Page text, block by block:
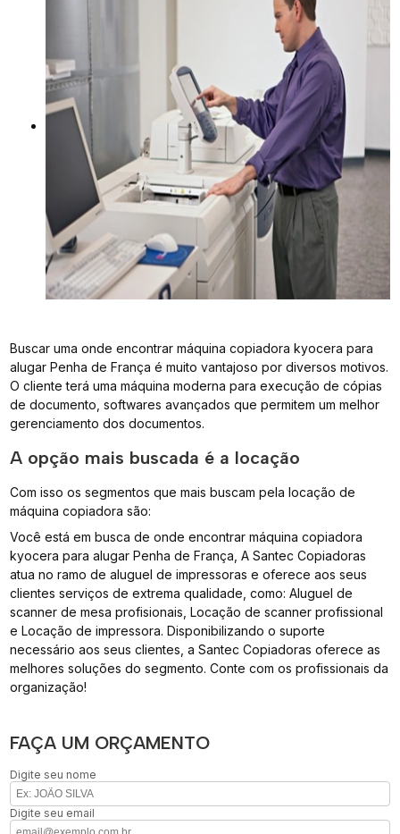
Buscar uma onde encontrar máquina copiadora kyocera para
alugar Penha de França é muito vantajoso por diversos motivos.
O cliente terá uma máquina moderna para execução de cópias
de documento, softwares avançados que permitem um melhor
gerenciamento dos documentos.
A opção mais buscada é a locação
Com isso os segmentos que mais buscam pela locação de
máquina copiadora são:
Você está em busca de onde encontrar máquina copiadora
kyocera para alugar Penha de França, A Santec Copiadoras
atua no ramo de aluguel de impressoras e oferece aos seus
clientes serviços de extrema qualidade, como: Aluguel de
scanner de mesa profisionais, Locação de scanner profissional
e Locação de impressora. Disponibilizando o suporte
necessário aos seus clientes, a Santec Copiadoras oferece as
melhores soluções do segmento. Conte com os profissionais da
organização!
FAÇA UM ORÇAMENTO
Digite seu nome
Digite seu email